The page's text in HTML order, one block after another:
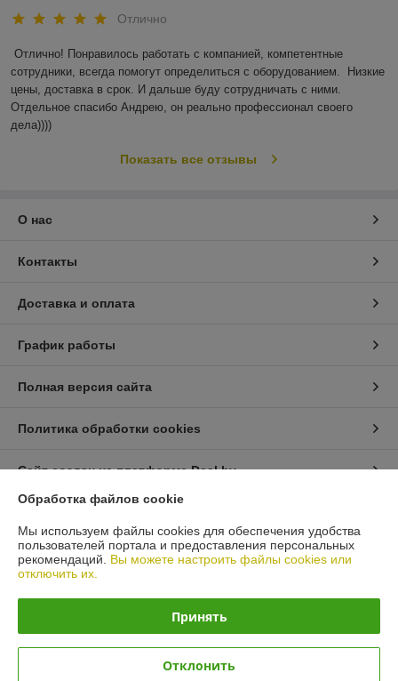
Отлично
Отлично! Понравилось работать с компанией, компетентные
сотрудники, всегда помогут определиться с оборудованием.  Низкие
цены, доставка в срок. И дальше буду сотрудничать с ними.
Отдельное спасибо Андрею, он реально профессионал своего
дела))))
Показать все отзывы
О нас
Контакты
Доставка и оплата
График работы
Полная версия сайта
Политика обработки cookies
Сайт создан на платформе Deal.by
Информация для покупателя
Юридическое лицо:ЧТУП "АрмандСервис"
225406 Брестская область, г. Барановичи, ул. Пионерская 87 офис 3
Регистрационный номер ЕГР: 291485326
Регистрационный орган: Барановичский горисполком
Обработка файлов cookie
Мы используем файлы cookies для обеспечения удобства
пользователей портала и предоставления персональных
рекомендаций. Вы можете настроить файлы cookies или
отключить их.
Принять
Отклонить